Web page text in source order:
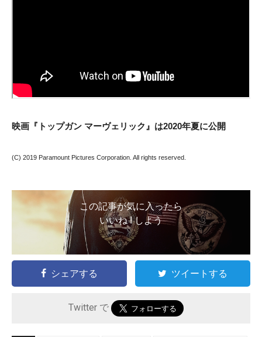
映画『トップガン マーヴェリック』は2020年夏に公開
(C) 2019 Paramount Pictures Corporation. All rights reserved.
この記事が気に入ったら
いいね ! しよう
シェアする ツイートする
Twitter で